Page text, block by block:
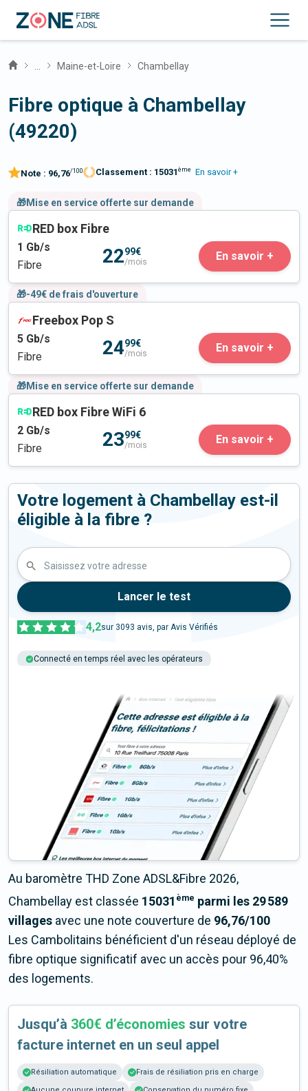
Maine-et-Loire Chambellay
Fibre optique à Chambellay
(49220)
Note : 96,76/100 Classement : 15031 ème En savoir +
🎁Mise en service offerte sur demande
RED box Fibre
1 Gb/s
Fibre
2299€
/mois En savoir +
🎁-49€ de frais d'ouverture
Freebox Pop S
5 Gb/s
Fibre
2499€
/mois En savoir +
🎁Mise en service offerte sur demande
RED box Fibre WiFi 6
2 Gb/s
Fibre
2399€
/mois En savoir +
Votre logement à Chambellay est-il
éligible à la fibre ?
Saisissez votre adresse
Lancer le test
4,2sur 3093 avis, par Avis Vérifiés
Connecté en temps réel avec les opérateurs
Au baromètre THD Zone ADSL&Fibre 2026,
Chambellay est classée 15031 ème parmi les 29 589
villages avec une note couverture de 96,76/100
Les Cambolitains bénéficient d'un réseau déployé de
fibre optique significatif avec un accès pour 96,40%
des logements.
Jusqu’à 360€ d’économies sur votre
facture internet en un seul appel
Résiliation automatique
Frais de résiliation pris en charge